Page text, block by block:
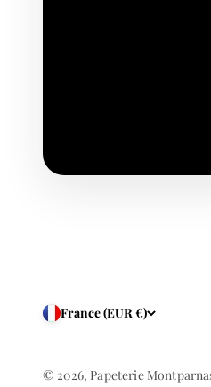
France (EUR €)
© 2026, Papeterie